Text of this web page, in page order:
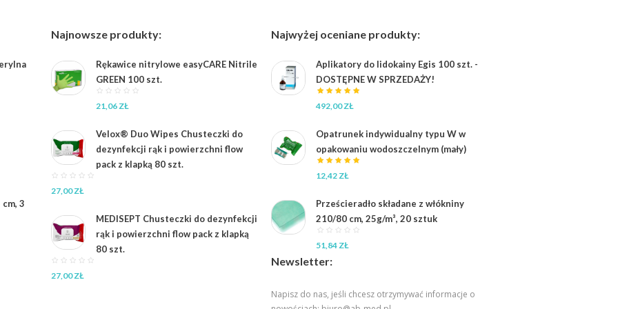
3
Najnowsze produkty:
Rękawice nitrylowe easyCARE Nitrile
GREEN 100 szt.
21,06 ZŁ
Velox® Duo Wipes Chusteczki do
dezynfekcji rąk i powierzchni flow
pack z klapką 80 szt.
27,00ZŁ
MEDISEPT Chusteczki do dezynfekcji
rąk i powierzchni flow pack z klapką
80 szt.
27,00ZŁ
Najwyżej oceniane produkty:
Aplikatory do lidokainy Egis 100 szt. -
DOSTĘPNE W SPRZEDAŻY!
492,00ZŁ
Opatrunek indywidualny typu W w
opakowaniu wodoszczelnym (mały)
12,42 ZŁ
Prześcieradło składane z włókniny
210/80 cm, 25g/m³, 20 sztuk
51,84 ZŁ
Newsletter:
Napisz do nas, jeśli chcesz otrzymywać informacje o